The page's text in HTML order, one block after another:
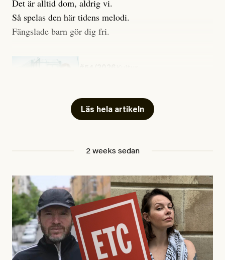
Det är alltid dom, aldrig vi.
Så spelas den här tidens melodi.
Fängslade barn gör dig fri.
Läs hela artikeln
2 weeks sedan